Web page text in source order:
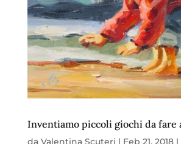
Inventiamo piccoli giochi da fare
da Valentina Scuteri | Feb 21, 2018|